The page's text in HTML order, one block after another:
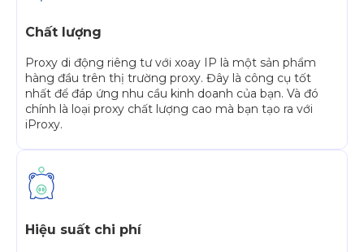
Chất lượng
Proxy di động riêng tư với xoay IP là một sản phẩm
hàng đầu trên thị trường proxy. Đây là công cụ tốt
nhất để đáp ứng nhu cầu kinh doanh của bạn. Và đó
chính là loại proxy chất lượng cao mà bạn tạo ra với
iProxy.
Hiệu suất chi phí